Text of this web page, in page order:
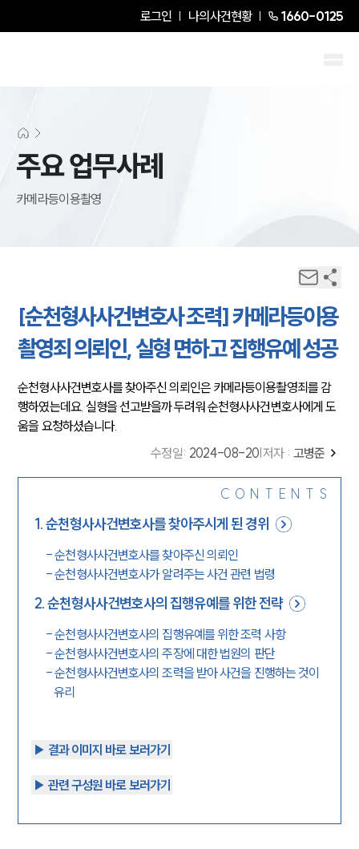
로그인 나의사건현황 1660-0125
주요 업무사례
카메라등이용촬영
[순천형사사건변호사 조력] 카메라등이용
촬영죄 의뢰인, 실형 면하고 집행유예 성공
순천형사사건변호사를찾아주신 의뢰인은 카메라등이용촬영죄를 감
행하였는데요. 실형을 선고받을까 두려워 순천형사사건변호사에게 도
움을 요청하셨습니다.
수정일: 2024-08-20 저자 : 고병준
CONTENTS
1.순천형사사건변호사를 찾아주시게 된 경위
-순천형사사건변호사를 찾아주신 의뢰인
-순천형사사건변호사가 알려주는 사건 관련 법령
2.순천형사사건변호사의 집행유예를 위한 전략
-순천형사사건변호사의 집행유예를 위한 조력 사항
-순천형사사건변호사의 주장에 대한 법원의 판단
-순천형사사건변호사의 조력을 받아 사건을 진행하는 것이
유리
▶︎ 결과 이미지 바로 보러가기
▶︎ 관련 구성원 바로 보러가기